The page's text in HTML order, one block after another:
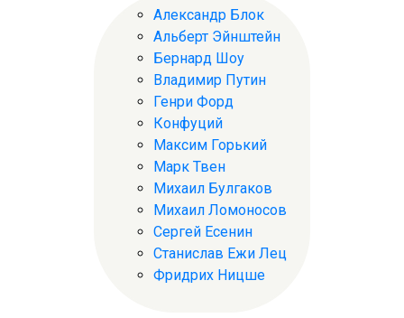
Александр Блок
Альберт Эйнштейн
Бернард Шоу
Владимир Путин
Генри Форд
Конфуций
Максим Горький
Марк Твен
Михаил Булгаков
Михаил Ломоносов
Сергей Есенин
Станислав Ежи Лец
Фридрих Ницше